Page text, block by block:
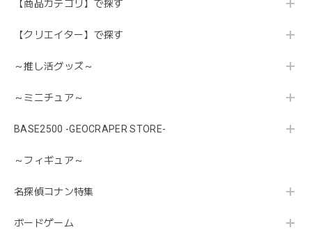
【商品カテゴリ】で探す
【クリエイター】で探す
～推し活グッズ～
～ミニチュア～
BASE2500 -GEOCRAPER STORE-
～フィギュア～
名探偵コナン特集
ボードゲーム